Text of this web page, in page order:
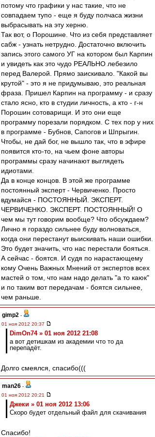
потому что графики у нас такие, что не
совпадаем тупо - еще я буду полчаса жизни
выбрасывать на эту херню.
Так вот, о Порошине. Что из себя представляет
сабж - узнать нетрудно. Достаточно включить
запись этого самого УГ на котором был Карпин
и увидеть как это чудо РЕАЛЬНО лебезило
перед Валерой. Прямо заискивало. "Какой вы
крутой" - это я не придумываю, это реальная
фраза. Пришел Карпин на программу - и сразу
стало ясно, кто в студии личность, а кто - г-н
Порошин сотоварищи. И это они еще
программу порезали порядком. С тех пор у них
в программе - Бубнов, Сапогов и Шпрыгин.
Чтобы, не дай бог, не вышло так, что в эфире
появится кто-то, на чьем фоне авторы
программы сразу начинают выглядеть
идиотами.
Да в конце концов. В этой же программе
постоянный эксперт - Червиченко. Просто
вдумайся - ПОСТОЯННЫЙ. ЭКСПЕРТ.
ЧЕРВИЧЕНКО. ЭКСПЕРТ. ПОСТОЯННЫЙ! О
чем мы тут говорим вообще? Что обсуждаем?
Лично я гораздо сильнее буду волноваться,
когда они перестанут выискивать наши ошибки.
Это будет значить, что нас перестали бояться.
А сейчас - боятся. И судя по нарастающему
кому Очень Важных Мнений от экспертов всех
мастей о том, что нам надо делать "а то каюк"
и по таким вот передачам - боятся сильнее,
чем раньше.
gimp2 -
01 ноя 2012 20:37
DimOn74 » 01 ноя 2012 21:08
а вот детишкам из академии что то да
перепадёт.
Долго смеялся, спасибо(((
man26 -
01 ноя 2012 20:21
Джеки » 01 ноя 2012 13:06
Скоро будет отдельный файл для скачивания
Спасибо!